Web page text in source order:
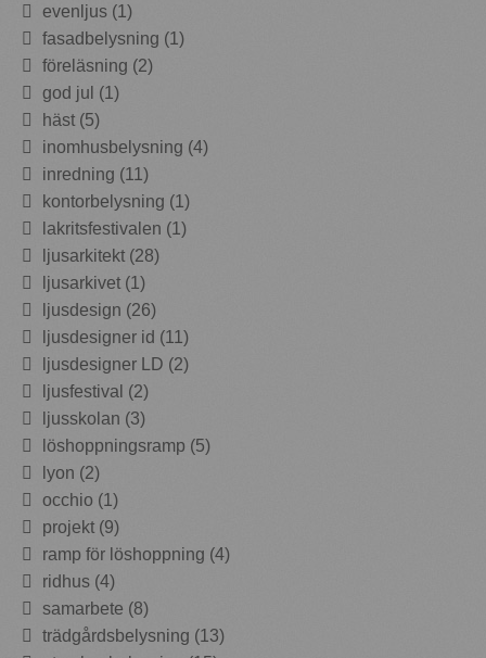
evenljus (1)
fasadbelysning (1)
föreläsning (2)
god jul (1)
häst (5)
inomhusbelysning (4)
inredning (11)
kontorbelysning (1)
lakritsfestivalen (1)
ljusarkitekt (28)
ljusarkivet (1)
ljusdesign (26)
ljusdesigner id (11)
ljusdesigner LD (2)
ljusfestival (2)
ljusskolan (3)
löshoppningsramp (5)
lyon (2)
occhio (1)
projekt (9)
ramp för löshoppning (4)
ridhus (4)
samarbete (8)
trädgårdsbelysning (13)